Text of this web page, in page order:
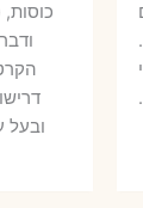
ובעל